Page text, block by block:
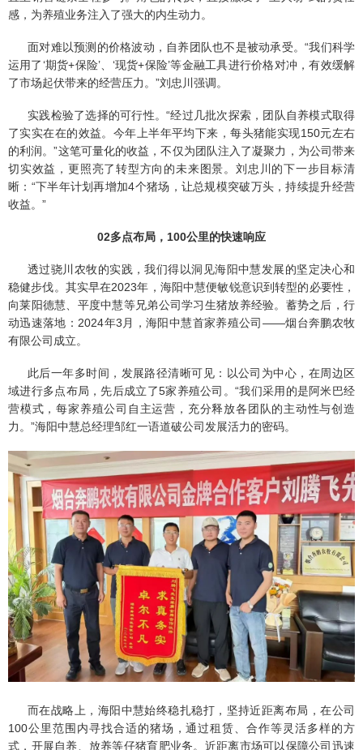
感，为养殖业务注入了强大的内生动力。
面对难以预测的价格波动，自养团队也不是被动承受。“我们科学
运用了‘期货+保险’、‘现货+保险’等金融工具进行价格对冲，有效缓解
了市场起伏带来的经营压力。”刘忠川强调。
实践检验了选择的可行性。“经过几批次探索，团队自养模式取得
了实实在在的效益。今年上半年平均下来，每头猪能实现150元左右
的利润。”这笔可量化的收益，不仅为团队注入了凝聚力，为公司带来
切实效益，更照亮了转型方向的未来图景。刘忠川的下一步目标清
晰：“下半年计划再增加4个猪场，让总规模突破万头，持续提升经营
收益。”
02多点布局，100公里的快速响应
透过骁川农牧的实践，我们得以洞见海阳中慧发展的坚定决心和
稳健步伐。其实早在2023年，海阳中慧便敏锐意识到转型的必要性，
向莱阳德慧、平度中慧等兄弟公司学习生猪放养经验。蓄势之后，行
动迅速落地：2024年3月，海阳中慧首家养殖公司——烟台奔鹏农牧
有限公司成立。
此后一年多时间，发展路径清晰可见：以公司为中心，在周边区
域进行多点布局，先后成立了5家养殖公司。“我们采用的是阿米巴经
营模式，每家养殖公司自主运营，充分释放各团队的主动性与创造
力。”海阳中慧总经理邹红一语道破公司发展活力的密码。
而在战略上，海阳中慧始终稳扎稳打，坚持近距离布局，在公司
100公里范围内寻找合适的猪场，通过租赁、合作等灵活多样的方
式，开展自养、放养等仔猪育肥业务。近距离市场可以保障公司迅速